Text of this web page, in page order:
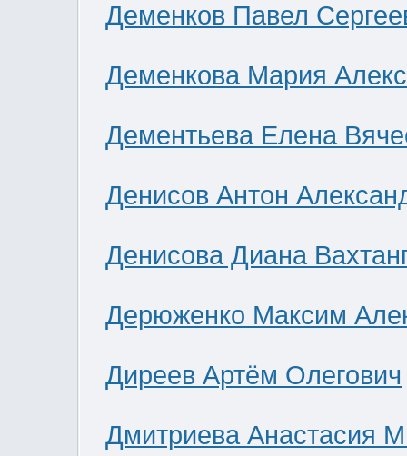
Деменков Павел
Деменкова Мария
Дементьева Елена
Денисов Антон
Денисова Диана
Дерюженко Максим
Диреев Артём Олегович
Дмитриева Анастасия